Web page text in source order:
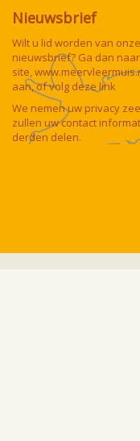
Nieuwsbrief
Wilt u lid worden van
nieuwsbrief? Ga dan
site,
aan, of volg dezelink
We nemen uw privacy
zullen uw contact
derden delen.